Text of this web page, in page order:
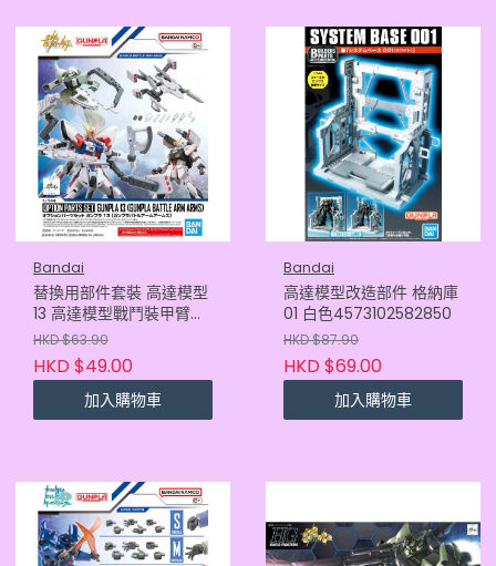
Bandai
替換用部件套裝 高達模型
13 高達模型戰鬥裝甲臂
4573102674296
HKD $63.90
HKD $49.00
加入購物車
Bandai
高達模型改造部件 格納庫
01 白色4573102582850
HKD $87.90
HKD $69.00
加入購物車